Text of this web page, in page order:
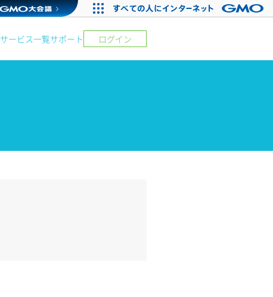
サービス一覧サポート ログイン